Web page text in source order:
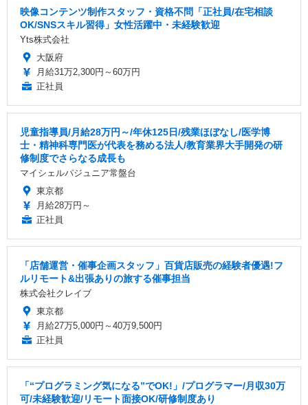
映像コンテンツ制作スタッフ・資格不問「正社員/在宅相談
OK/SNSスキル習得」女性活躍中・未経験歓迎
Yts株式会社
大阪府
月給31万2,300円～60万円
正社員
児童指導員/月給28万円～/年休125日/残業ほぼなし/医学博
士・精神科専門医が代表を務める法人/教育業界大手開発の研
修制度でさらなる成長も
マイシェルパジュニア常盤台
東京都
月給28万円～
正社員
「店舗運営・催事企画スタッフ」百貨店販売の経験者優遇!フ
ルリモート&出張ありの旅する催事担当
株式会社クレイブ
東京都
月給27万5,000円～40万9,500円
正社員
「“プログラミング気になる”でOK!」/プログラマー/月収30万
可/未経験歓迎/リモート面接OK/研修制度あり